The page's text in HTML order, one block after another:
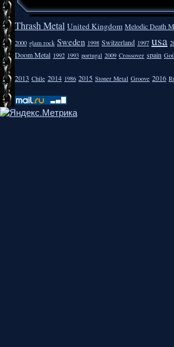
Thrash Metal United Kingdom Melodic Death
2000 glam rock Sweden 1998 Switzerland 1997 usa
Doom Metal 1992 1993 portugal 2009 Crossover spain
2013 Chile 2014 1986 2015 Stoner Metal Groove 2016